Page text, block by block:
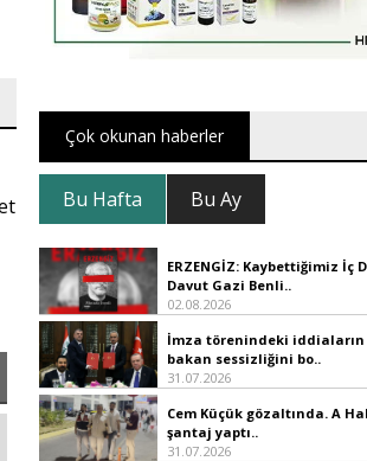
Çok okunan haberler
Bu Hafta Bu Ay
ERZENGİZ: Kaybettiğimiz İç
Davut Gazi Benli..
02.08.2026
İmza törenindeki iddiaların
bakan sessizliğini bo..
31.07.2026
Cem Küçük gözaltında. A
şantaj yaptı..
31.07.2026